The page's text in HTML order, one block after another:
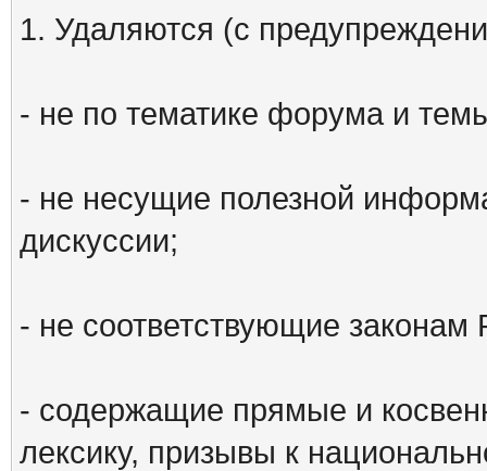
1. Удаляются (с
- не по тематике форума и
- не несущие полезной
дискуссии;
- не соответствующие законам
- содержащие прямые и
лексику, призывы к